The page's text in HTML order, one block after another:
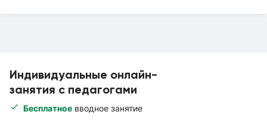
Индивидуальные онлайн-
занятия с педагогами
Бесплатное вводное занятие